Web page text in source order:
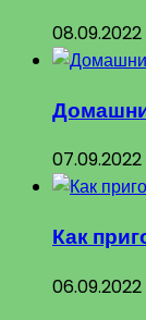
08.09.2022
07.09.2022
Как
06.09.2022